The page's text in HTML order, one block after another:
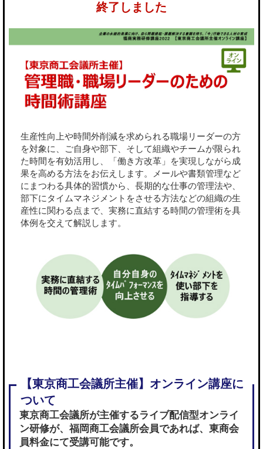
終了しました
生産性向上や時間外削減を求められる職場リーダーの方
を対象に、ご自身や部下、そして組織やチームが限られ
た時間を有効活用し、「働き方改革」を実現しながら成
果を高める方法をお伝えします。メールや書類管理など
にまつわる具体的習慣から、長期的な仕事の管理法や、
部下にタイムマネジメントをさせる方法などの組織の生
産性に関わる点まで、実務に直結する時間の管理術を具
体例を交えて解説します。
東京商工会議所が主催するライブ配信型オンライ
ン研修が、 福岡商工会議所会員であれば、東商会
員料金にて受講可能です。